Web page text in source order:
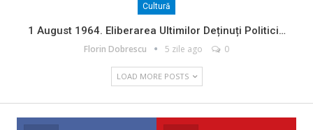
Cultură
1 August 1964. Eliberarea Ultimilor Deținuți Politici…
Florin Dobrescu 5 zile ago 0
LOAD MORE POSTS